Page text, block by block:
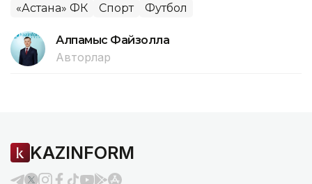
«Астана» ФК Спорт Футбол
Алпамыс Файзолла
Авторлар
KAZINFORM